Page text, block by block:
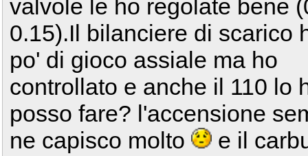
valvole le ho regolate bene
0.15).Il bilanciere di scarico
po' di gioco assiale ma ho
controllato e anche il 110 lo
posso fare? l'accensione
ne capisco molto
e il